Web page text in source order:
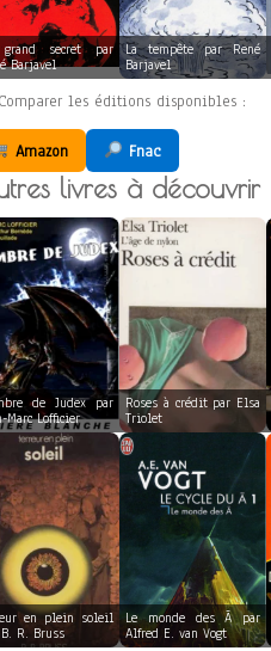
secret par
Barjavel
La tempête par René
Barjavel
Comparer les éditions disponibles :
Amazon Fnac
livres à découvrir
de Judex par
Marc Lofficier
Roses à crédit par Elsa
Triolet
en plein soleil
R. Bruss
Le monde des Ā par
Alfred E. van Vogt